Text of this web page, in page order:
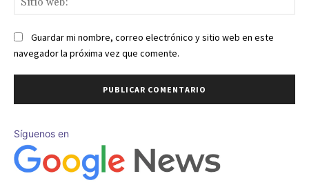
Guardar mi nombre, correo electrónico y sitio web en este
navegador la próxima vez que comente.
Síguenos en